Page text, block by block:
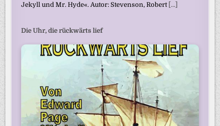
Jekyll und Mr. Hyde«. Autor: Stevenson, Robert [...]
Die Uhr, die rückwärts lief